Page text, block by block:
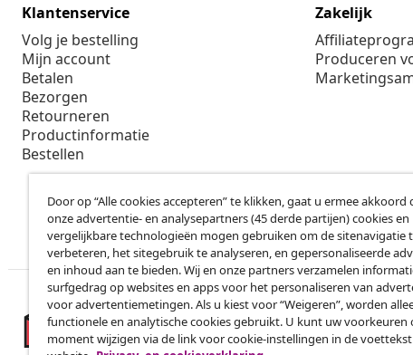
Klantenservice
Volg je bestelling
Mijn account
Betalen
Bezorgen
Retourneren
Productinformatie
Bestellen
Zakelijk
Produceren
Door op “Alle cookies accepteren” te klikken, gaat u ermee akkoord
onze advertentie- en analysepartners (45 derde partijen) cookies en
vergelijkbare technologieën mogen gebruiken om de sitenavigatie
verbeteren, het sitegebruik te analyseren, en gepersonaliseerde
en inhoud aan te bieden. Wij en onze partners verzamelen
surfgedrag op websites en apps voor het personaliseren van
voor advertentiemetingen. Als u kiest voor “Weigeren”, worden
functionele en analytische cookies gebruikt. U kunt uw voorkeuren
moment wijzigen via de link voor cookie-instellingen in de